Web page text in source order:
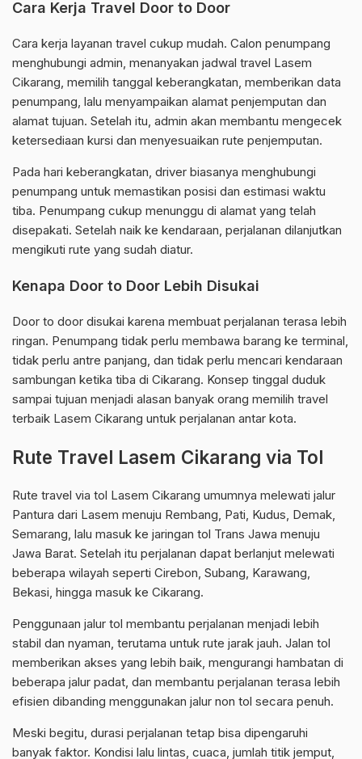
Cara Kerja Travel Door to Door
Cara kerja layanan travel cukup mudah. Calon penumpang
menghubungi admin, menanyakan jadwal travel Lasem
Cikarang, memilih tanggal keberangkatan, memberikan data
penumpang, lalu menyampaikan alamat penjemputan dan
alamat tujuan. Setelah itu, admin akan membantu mengecek
ketersediaan kursi dan menyesuaikan rute penjemputan.
Pada hari keberangkatan, driver biasanya menghubungi
penumpang untuk memastikan posisi dan estimasi waktu
tiba. Penumpang cukup menunggu di alamat yang telah
disepakati. Setelah naik ke kendaraan, perjalanan dilanjutkan
mengikuti rute yang sudah diatur.
Kenapa Door to Door Lebih Disukai
Door to door disukai karena membuat perjalanan terasa lebih
ringan. Penumpang tidak perlu membawa barang ke terminal,
tidak perlu antre panjang, dan tidak perlu mencari kendaraan
sambungan ketika tiba di Cikarang. Konsep tinggal duduk
sampai tujuan menjadi alasan banyak orang memilih travel
terbaik Lasem Cikarang untuk perjalanan antar kota.
Rute Travel Lasem Cikarang via Tol
Rute travel via tol Lasem Cikarang umumnya melewati jalur
Pantura dari Lasem menuju Rembang, Pati, Kudus, Demak,
Semarang, lalu masuk ke jaringan tol Trans Jawa menuju
Jawa Barat. Setelah itu perjalanan dapat berlanjut melewati
beberapa wilayah seperti Cirebon, Subang, Karawang,
Bekasi, hingga masuk ke Cikarang.
Penggunaan jalur tol membantu perjalanan menjadi lebih
stabil dan nyaman, terutama untuk rute jarak jauh. Jalan tol
memberikan akses yang lebih baik, mengurangi hambatan di
beberapa jalur padat, dan membantu perjalanan terasa lebih
efisien dibanding menggunakan jalur non tol secara penuh.
Meski begitu, durasi perjalanan tetap bisa dipengaruhi
banyak faktor. Kondisi lalu lintas, cuaca, jumlah titik jemput,